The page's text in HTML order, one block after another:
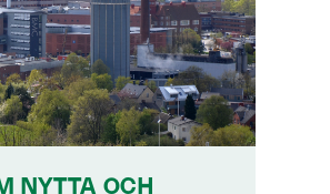
NYTTA OCH